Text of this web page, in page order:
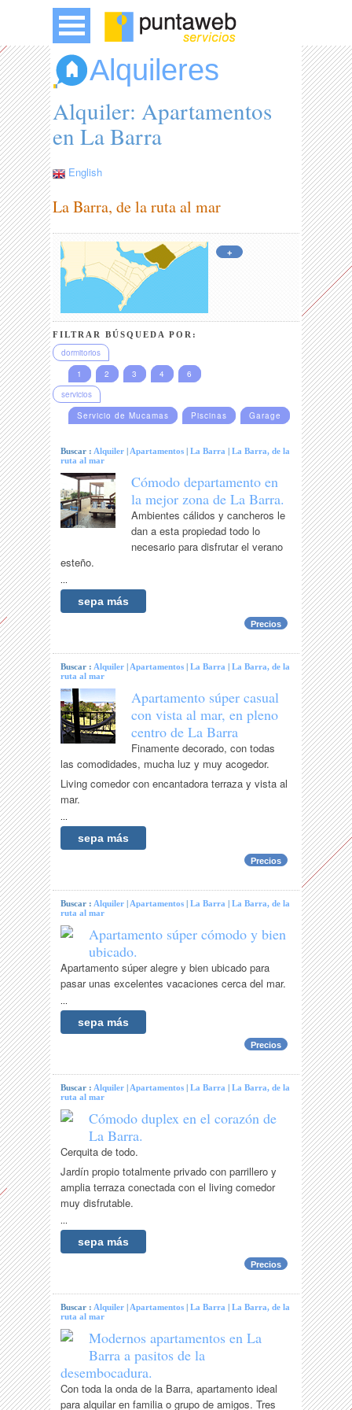
Alquileres
Alquiler: Apartamentos
en La Barra
English
La Barra, de la ruta al mar
+
FILTRAR BÚSQUEDA POR:
dormitorios
1
2 3 4
6
servicios
Servicio de Mucamas
Piscinas Garage
Buscar :Alquiler |Apartamentos |La Barra |La Barra, de la
ruta al mar
Cómodo departamento en
la mejor zona de La Barra.
Ambientes cálidos y cancheros le
dan a esta propiedad todo lo
necesario para disfrutar el verano
esteño.
...
sepa más
Precios
Buscar :Alquiler |Apartamentos |La Barra |La Barra, de la
ruta al mar
Apartamento súper casual
con vista al mar, en pleno
centro de La Barra
Finamente decorado, con todas
las comodidades, mucha luz y muy acogedor.
Living comedor con encantadora terraza y vista al
mar.
...
sepa más
Precios
Buscar :Alquiler |Apartamentos |La Barra |La Barra, de la
ruta al mar
Apartamento súper cómodo y bien
ubicado.
Apartamento súper alegre y bien ubicado para
pasar unas excelentes vacaciones cerca del mar.
...
sepa más
Precios
Buscar :Alquiler |Apartamentos |La Barra |La Barra, de la
ruta al mar
Cómodo duplex en el corazón de
La Barra.
Cerquita de todo.
Jardín propio totalmente privado con parrillero y
amplia terraza conectada con el living comedor
muy disfrutable.
...
sepa más
Precios
Buscar :Alquiler |Apartamentos |La Barra |La Barra, de la
ruta al mar
Modernos apartamentos en La
Barra a pasitos de la
desembocadura.
Con toda la onda de la Barra, apartamento ideal
para alquilar en familia o grupo de amigos. Tres